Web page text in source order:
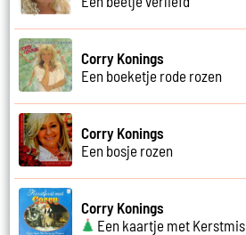
Corry Konings
Een boeketje rode rozen
Corry Konings
Een bosje rozen
Corry Konings
Een kaartje met Kerstmis